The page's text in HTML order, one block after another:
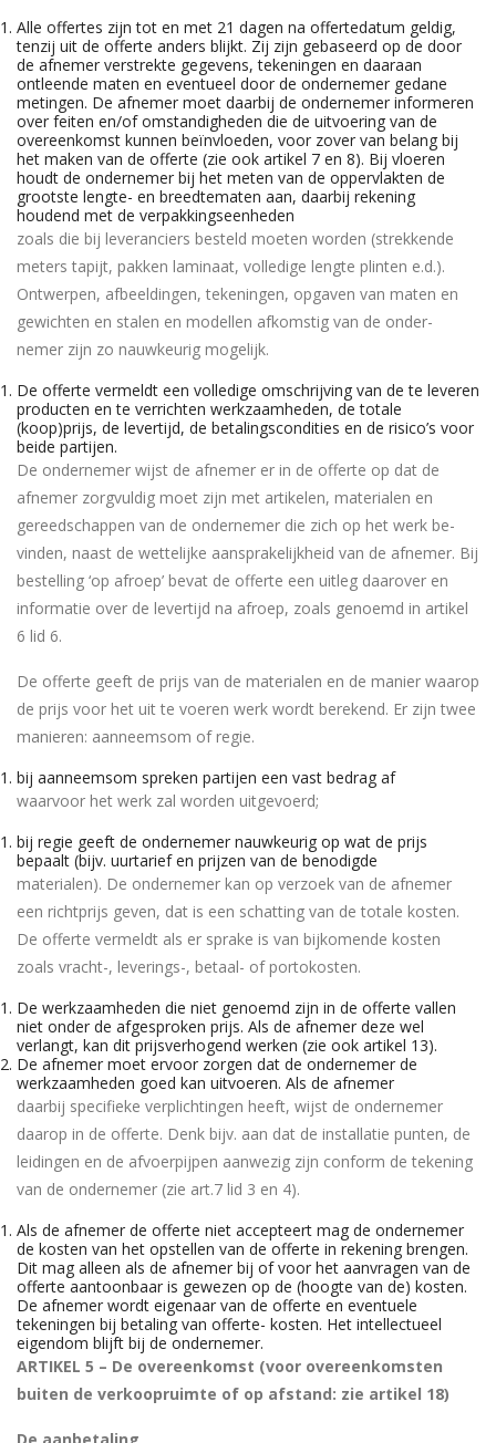
Alle offertes zijn tot en met 21 dagen na offertedatum geldig,
tenzij uit de offerte anders blijkt. Zij zijn gebaseerd op de door
de afnemer verstrekte gegevens, tekeningen en daaraan
ontleende maten en eventueel door de ondernemer gedane
metingen. De afnemer moet daarbij de ondernemer informeren
over feiten en/of omstandigheden die de uitvoering van de
overeenkomst kunnen beïnvloeden, voor zover van belang bij
het maken van de offerte (zie ook artikel 7 en 8). Bij vloeren
houdt de ondernemer bij het meten van de oppervlakten de
grootste lengte- en breedtematen aan, daarbij rekening
houdend met de verpakkingseenheden
zoals die bij leveranciers besteld moeten worden (strekkende
meters tapijt, pakken laminaat, volledige lengte plinten e.d.).
Ontwerpen, afbeeldingen, tekeningen, opgaven van maten en
gewichten en stalen en modellen afkomstig van de onder-
nemer zijn zo nauwkeurig mogelijk.
De offerte vermeldt een volledige omschrijving van de te leveren
producten en te verrichten werkzaamheden, de totale
(koop)prijs, de levertijd, de betalingscondities en de risico’s voor
beide partijen.
De ondernemer wijst de afnemer er in de offerte op dat de
afnemer zorgvuldig moet zijn met artikelen, materialen en
gereedschappen van de ondernemer die zich op het werk be-
vinden, naast de wettelijke aansprakelijkheid van de afnemer. Bij
bestelling ‘op afroep’ bevat de offerte een uitleg daarover en
informatie over de levertijd na afroep, zoals genoemd in artikel
6 lid 6.
De offerte geeft de prijs van de materialen en de manier waarop
de prijs voor het uit te voeren werk wordt berekend. Er zijn twee
manieren: aanneemsom of regie.
bij aanneemsom spreken partijen een vast bedrag af
waarvoor het werk zal worden uitgevoerd;
bij regie geeft de ondernemer nauwkeurig op wat de prijs
bepaalt (bijv. uurtarief en prijzen van de benodigde
materialen). De ondernemer kan op verzoek van de afnemer
een richtprijs geven, dat is een schatting van de totale kosten.
De offerte vermeldt als er sprake is van bijkomende kosten
zoals vracht-, leverings-, betaal- of portokosten.
De werkzaamheden die niet genoemd zijn in de offerte vallen
niet onder de afgesproken prijs. Als de afnemer deze wel
verlangt, kan dit prijsverhogend werken (zie ook artikel 13).
De afnemer moet ervoor zorgen dat de ondernemer de
werkzaamheden goed kan uitvoeren. Als de afnemer
daarbij specifieke verplichtingen heeft, wijst de ondernemer
daarop in de offerte. Denk bijv. aan dat de installatie punten, de
leidingen en de afvoerpijpen aanwezig zijn conform de tekening
van de ondernemer (zie art.7 lid 3 en 4).
Als de afnemer de offerte niet accepteert mag de ondernemer
de kosten van het opstellen van de offerte in rekening brengen.
Dit mag alleen als de afnemer bij of voor het aanvragen van de
offerte aantoonbaar is gewezen op de (hoogte van de) kosten.
De afnemer wordt eigenaar van de offerte en eventuele
tekeningen bij betaling van offerte- kosten. Het intellectueel
eigendom blijft bij de ondernemer.
ARTIKEL 5 – De overeenkomst (voor overeenkomsten
buiten de verkoopruimte of op afstand: zie artikel 18)